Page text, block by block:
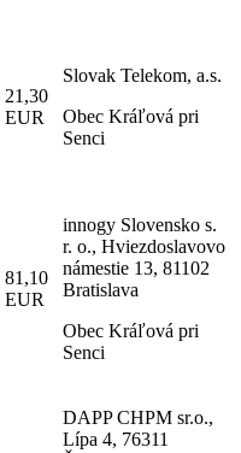
21,30
EUR
Slovak Telekom, a.s.
Obec Kráľová pri
Senci
81,10
EUR
innogy Slovensko s.
r. o., Hviezdoslavovo
námestie 13, 81102
Bratislava
Obec Kráľová pri
Senci
DAPP CHPM sr.o.,
Lípa 4, 76311